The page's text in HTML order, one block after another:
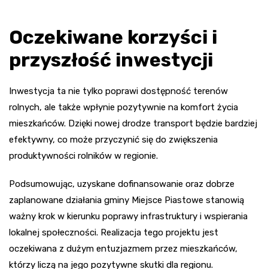
Oczekiwane korzyści i
przyszłość inwestycji
Inwestycja ta nie tylko poprawi dostępność terenów
rolnych, ale także wpłynie pozytywnie na komfort życia
mieszkańców. Dzięki nowej drodze transport będzie bardziej
efektywny, co może przyczynić się do zwiększenia
produktywności rolników w regionie.
Podsumowując, uzyskane dofinansowanie oraz dobrze
zaplanowane działania gminy Miejsce Piastowe stanowią
ważny krok w kierunku poprawy infrastruktury i wspierania
lokalnej społeczności. Realizacja tego projektu jest
oczekiwana z dużym entuzjazmem przez mieszkańców,
którzy liczą na jego pozytywne skutki dla regionu.